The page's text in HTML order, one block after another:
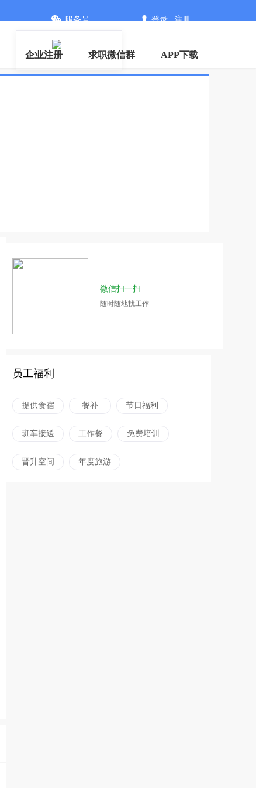
服务号 登录|注册
企业注册 求职微信群 APP下载
微信扫一扫
随时随地找工作
员工福利
提供食宿 餐补 节日福利
班车接送 工作餐 免费培训
晋升空间 年度旅游